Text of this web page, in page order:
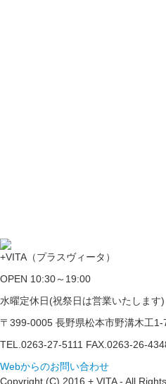
+VITA（プラスヴィータ）
OPEN 10:30～19:00
水曜定休日(祝祭日は営業いたします)
〒399-0005 長野県松本市野溝木工1-
TEL.0263-27-5111 FAX.0263-26-
Webからのお問い合わせ
Copyright (C) 2016 + VITA - All